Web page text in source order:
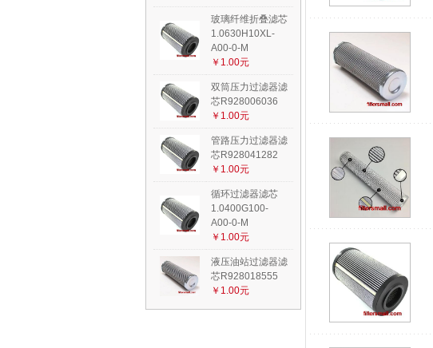
玻璃纤维折叠滤芯
1.0630H10XL-
A00-0-M
￥1.00元
双筒压力过滤器滤
芯R928006036
￥1.00元
管路压力过滤器滤
芯R928041282
￥1.00元
循环过滤器滤芯
1.0400G100-
A00-0-M
￥1.00元
液压油站过滤器滤
芯R928018555
￥1.00元